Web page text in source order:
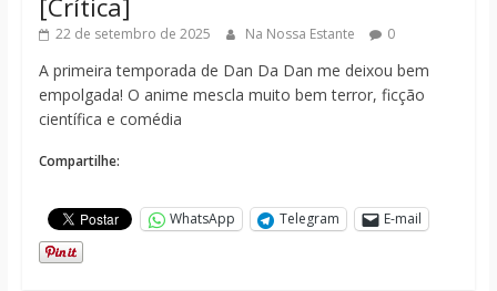
22 de setembro de 2025 Na Nossa Estante 0
A primeira temporada de Dan Da Dan me deixou bem
empolgada! O anime mescla muito bem terror, ficção
científica e comédia
Compartilhe:
WhatsApp Telegram E-mail